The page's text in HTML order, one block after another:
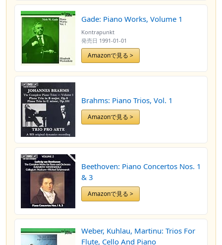
Gade: Piano Works, Volume 1
Kontrapunkt
発売日 1991-01-01
Amazonで見る >
Brahms: Piano Trios, Vol. 1
Amazonで見る >
Beethoven: Piano Concertos Nos. 1
& 3
Amazonで見る >
Weber, Kuhlau, Martinu: Trios For
Flute, Cello And Piano